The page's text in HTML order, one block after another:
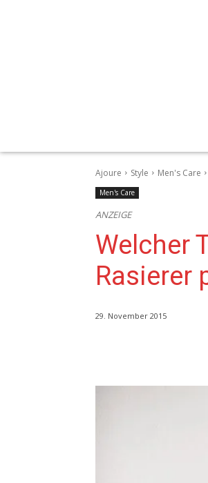
Ajoure Style Men's Care
Men's Care
ANZEIGE
Welcher
Rasierer
29. November 2015